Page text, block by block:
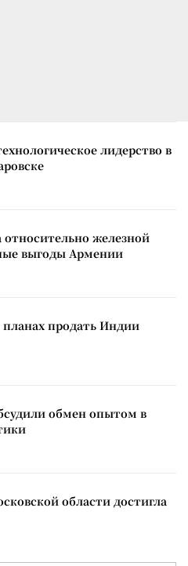
лидерство в
железной
выгоды Армении
продать Индии
обмен опытом в
области достигла